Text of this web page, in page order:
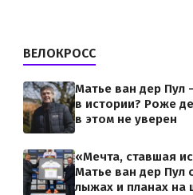
ВЕЛОКРОСС
Матье ван дер Пул
в истории? Роже
в этом не уверен
«Мечта, ставшая
Матье ван дер Пул
лыжах и планах на